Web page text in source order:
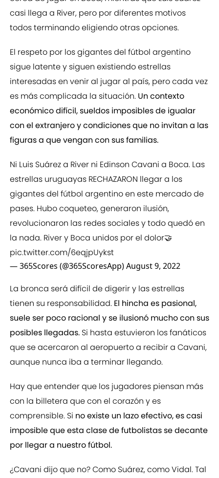
casi llega a River, pero por diferentes motivos
todos terminando eligiendo otras opciones.
El respeto por los gigantes del fútbol argentino
sigue latente y siguen existiendo estrellas
interesadas en venir al jugar al país, pero cada vez
es más complicada la situación. Un contexto
económico difícil, sueldos imposibles de igualar
con el extranjero y condiciones que no invitan a las
figuras a que vengan con sus familias.
Ni Luis Suárez a River ni Edinson Cavani a Boca. Las
estrellas uruguayas RECHAZARON llegar a los
gigantes del fútbol argentino en este mercado de
pases. Hubo coqueteo, generaron ilusión,
revolucionaron las redes sociales y todo quedó en
la nada. River y Boca unidos por el dolor🤝
pic.twitter.com/6eqjpUykst
— 365Scores (@365ScoresApp)August 9, 2022
La bronca será difícil de digerir y las estrellas
tienen su responsabilidad. El hincha es pasional,
suele ser poco racional y se ilusionó mucho con sus
posibles llegadas. Si hasta estuvieron los fanáticos
que se acercaron al aeropuerto a recibir a Cavani,
aunque nunca iba a terminar llegando.
Hay que entender que los jugadores piensan más
con la billetera que con el corazón y es
comprensible. Si no existe un lazo efectivo, es casi
imposible que esta clase de futbolistas se decante
por llegar a nuestro fútbol.
¿Cavani dijo que no? Como Suárez, como Vidal. Tal